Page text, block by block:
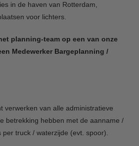
in de haven van Rotterdam,
voor lichters.
planning-team op een van onze
Medewerker Bargeplanning /
verwerken van alle administratieve
betrekking hebben met de aanname /
truck / waterzijde (evt. spoor).